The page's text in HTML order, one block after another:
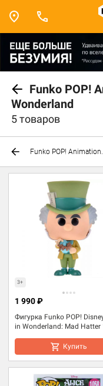
Funko POP!
Wonderland
5 товаров
Funko POP!
3+
Фигурка Funko POP!
in Wonderland: Mad Hatter
1 990 ₽
Купить